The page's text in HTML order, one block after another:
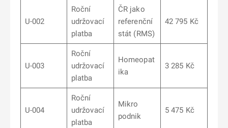
U-002
Roční
udržovací
platba
ČR jako
referenční
stát (RMS)
42 795 Kč
U-003
Roční
udržovací
platba
Homeopat
ika
3 285 Kč
U-004
Roční
udržovací
platba
Mikro
podnik
5 475 Kč